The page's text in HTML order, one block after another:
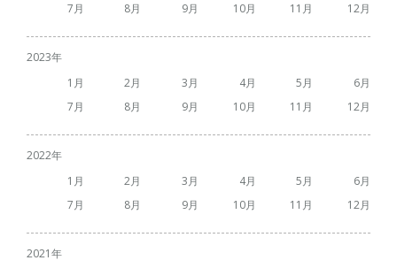
7
8 9 10 11 12
2023
1
2 3 4 5
6
7
8 9 10 11 12
2022
1
2 3 4 5
6
7
8 9 10 11 12
2021